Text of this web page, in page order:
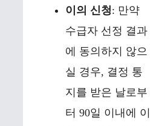
이의 신청: 만약
수급자 선정 결과
에 동의하지 않으
실 경우, 결정 통
지를 받은 날로부
터 90일 이내에 이